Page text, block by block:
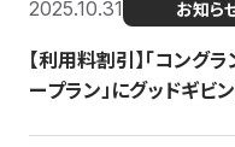
2025.10.31 お知ら
【利用料割引】「コン
ープラン」にグッドギビ